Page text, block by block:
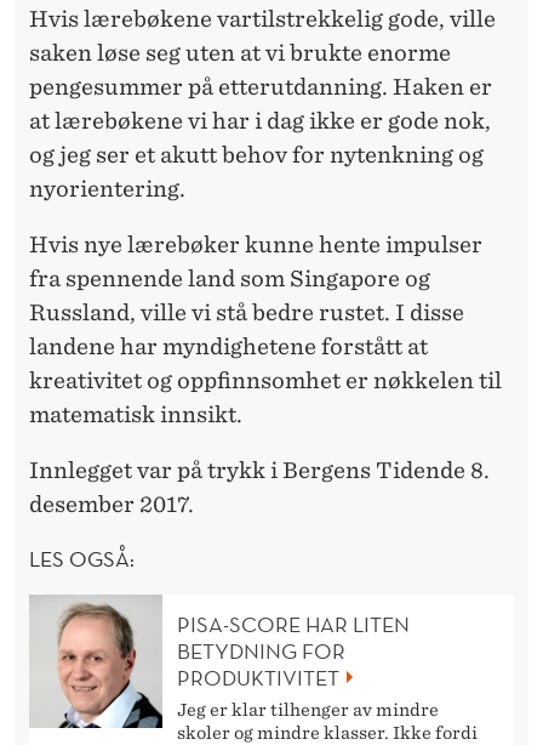
Hvis lærebøkene vartilstrekkelig gode, ville
saken løse seg uten at vi brukte enorme
pengesummer på etterutdanning. Haken er
at lærebøkene vi har i dag ikke er gode nok,
og jeg ser et akutt behov for nytenkning og
nyorientering.
Hvis nye lærebøker kunne hente impulser
fra spennende land som Singapore og
Russland, ville vi stå bedre rustet. I disse
landene har myndighetene forstått at
kreativitet og oppfinnsomhet er nøkkelen til
matematisk innsikt.
Innlegget var på trykk i Bergens Tidende 8.
desember 2017.
LES OGSÅ:
PISA-SCORE HAR LITEN
BETYDNING FOR
PRODUKTIVITET
Jeg er klar tilhenger av mindre
skoler og mindre klasser. Ikke fordi